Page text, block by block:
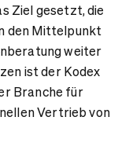
Ziel gesetzt, die
den Mittelpunkt
weiter
ist der Kodex
Branche für
Vertrieb von